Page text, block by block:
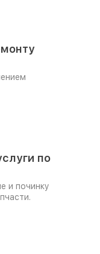
по
и починку